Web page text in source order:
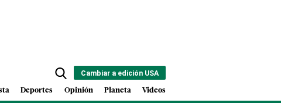
Cambiar a edición USA
Deportes Opinión Planeta Videos